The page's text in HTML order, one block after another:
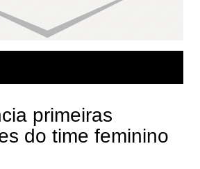
primeiras
do time feminino